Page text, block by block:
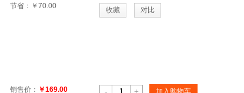
收藏 对比
节省： ￥70.00
加入购物车
销售价： ￥169.00